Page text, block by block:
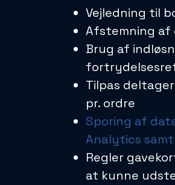
Vejledning til
Afstemning
Brug af
Tilpas
pr. ordre
Sporing af
Analytics
Regler
at kunne